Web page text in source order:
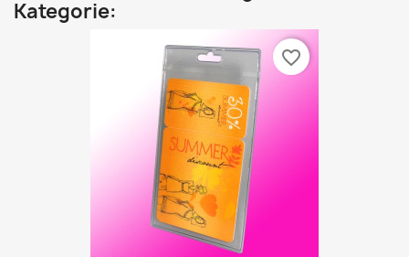
Kategorie:
favorite_border